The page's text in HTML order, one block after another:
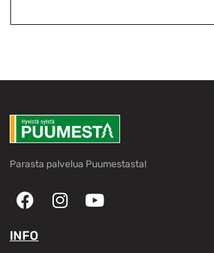
Parasta palvelua Puumestasta!
INFO